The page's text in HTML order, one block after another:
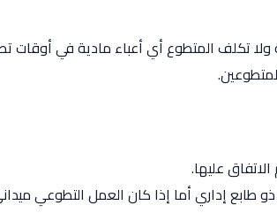
ولا تكلف المتطوع أي أعباء مادية في أوقات
عليها.
طابع إداري أما إذا كان العمل التطوعي